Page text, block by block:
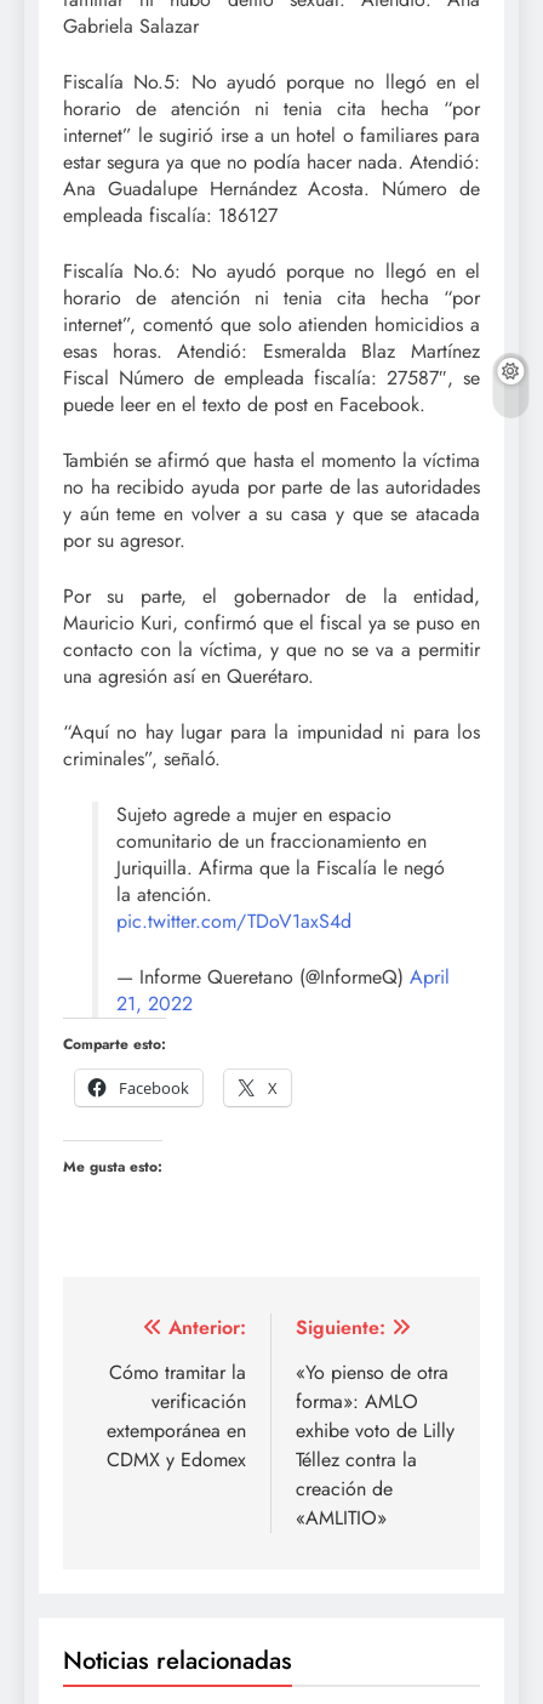
Gabriela Salazar
Fiscalía No.5: No ayudó porque no llegó en el
horario de atención ni tenia cita hecha “por
internet” le sugirió irse a un hotel o familiares para
estar segura ya que no podía hacer nada. Atendió:
Ana Guadalupe Hernández Acosta. Número de
empleada fiscalía: 186127
Fiscalía No.6: No ayudó porque no llegó en el
horario de atención ni tenia cita hecha “por
internet”, comentó que solo atienden homicidios a
esas horas. Atendió: Esmeralda Blaz Martínez
Fiscal Número de empleada fiscalía: 27587″, se
puede leer en el texto de post en Facebook.
También se afirmó que hasta el momento la víctima
no ha recibido ayuda por parte de las autoridades
y aún teme en volver a su casa y que se atacada
por su agresor.
Por su parte, el gobernador de la entidad,
Mauricio Kuri, confirmó que el fiscal ya se puso en
contacto con la víctima, y que no se va a permitir
una agresión así en Querétaro.
“Aquí no hay lugar para la impunidad ni para los
criminales”, señaló.
Sujeto agrede a mujer en espacio
comunitario de un fraccionamiento en
Juriquilla. Afirma que la Fiscalía le negó
la atención.
pic.twitter.com/TDoV1axS4d
— Informe Queretano (@InformeQ) April
21, 2022
Comparte esto:
Facebook
X
Me gusta esto:
Navegación
de
entradas
Anterior:
Cómo tramitar la
verificación
extemporánea en
CDMX y Edomex
Siguiente:
«Yo pienso de otra
forma»: AMLO
exhibe voto de Lilly
Téllez contra la
creación de
«AMLITIO»
Noticias relacionadas